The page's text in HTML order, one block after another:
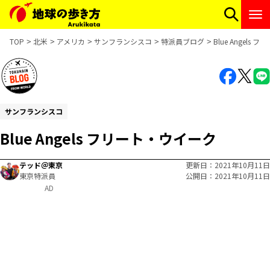
TOP 北米 アメリカ サンフランシスコ 特派員ブログ Blue Angels フ
サンフランシスコ
Blue Angels フリート・ウイーク
テッド＠東京
東京特派員
更新日
2021年10月11日
公開日
2021年10月11日
AD